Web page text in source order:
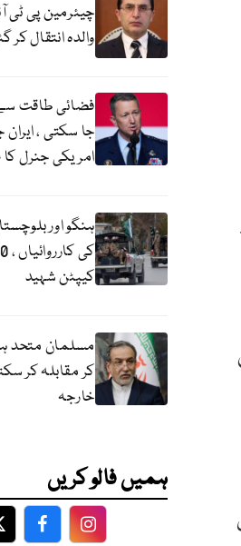
چیئرمین پی ٹی
والدہ انتقال کر
فضائی طاقت
جا سکتی ،
امریکی جنرل
ہنگو اور
کیپٹن شہید
مسلمان متحد
کر مقابلہ کر
خارجہ
ہمیں فالو کریں
TwitterFacebookFacebook